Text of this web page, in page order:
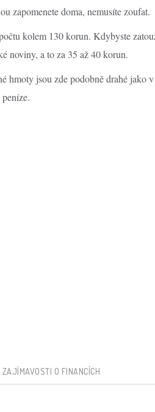
zapomenete doma, nemusíte zoufat.
kolem 130 korun. Kdybyste
noviny, a to za 35 až 40 korun.
hmoty jsou zde podobně drahé jako
ZAJÍMAVOSTI O FINANCÍCH